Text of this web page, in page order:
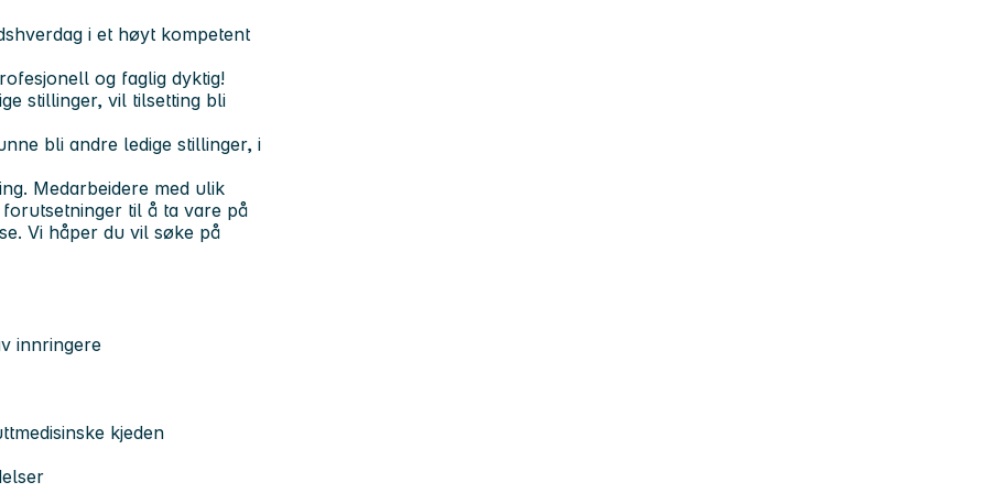
i et høyt kompetent
og faglig dyktig!
stillinger, vil tilsetting bli
bli andre ledige stillinger, i
Medarbeidere med ulik
til å ta vare på
Vi håper du vil søke på
innringere
kjeden